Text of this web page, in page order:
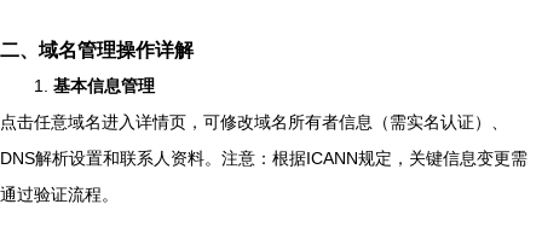
二、域名管理操作详解
1. 基本信息管理
点击任意域名进入详情页，可修改域名所有者信息（需实名认证）、
DNS解析设置和联系人资料。注意：根据ICANN规定，关键信息变更需
通过验证流程。